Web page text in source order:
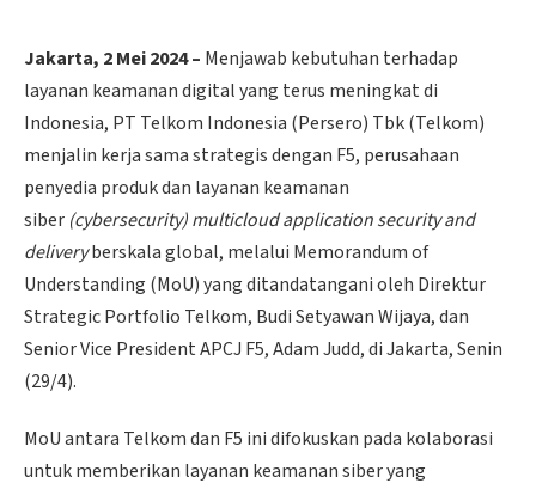
Jakarta, 2 Mei 2024 – Menjawab kebutuhan terhadap
layanan keamanan digital yang terus meningkat di
Indonesia, PT Telkom Indonesia (Persero) Tbk (Telkom)
menjalin kerja sama strategis dengan F5, perusahaan
penyedia produk dan layanan keamanan
siber (cybersecurity) multicloud application security and
deliveryberskala global, melalui Memorandum of
Understanding (MoU) yang ditandatangani oleh Direktur
Strategic Portfolio Telkom, Budi Setyawan Wijaya, dan
Senior Vice President APCJ F5, Adam Judd, di Jakarta, Senin
(29/4).
MoU antara Telkom dan F5 ini difokuskan pada kolaborasi
untuk memberikan layanan keamanan siber yang